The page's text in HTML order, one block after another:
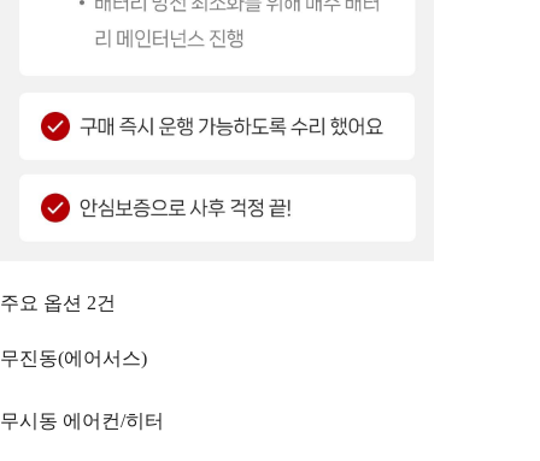
주요 옵션 2건
무진동(에어서스)
무시동 에어컨/히터